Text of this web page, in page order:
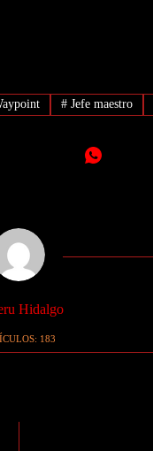
#Jefe maestro
Hidalgo
183